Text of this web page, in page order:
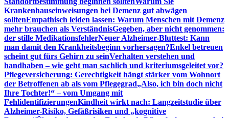
Krankenhauseinweisungen bei Demenz gut abwägen
solltenEmpathisch leiden lassen: Warum Menschen mit Demenz
mehr brauchen als VerständnisGegeben, aber nicht genommen:
der stille MedikationsfehlerNeuer Alzheimer-Bluttest: Kann
man damit den Krankheitsbeginn vorhersagen?Enkel betreuen
scheint gut fürs Gehirn zu seinVerhalten verstehen und
handhaben – wie geht man sachlich und kriteriumsgeleitet vor?
Pflegeversicherung: Gerechtigkeit hängt stärker vom Wohnort
der Betroffenen ab als vom Pflegegrad„Also, ich bin doch nicht
Ihre Tochter!“ – vom Umgang mit
FehlidentifizierungenKindheit wirkt nach: Langzeitstudie über
Alzheimer-Risiko, Gefäßrisiken und „kognitive